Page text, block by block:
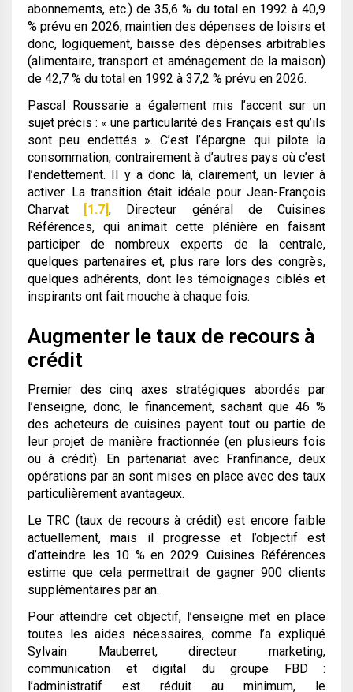
abonnements, etc.) de 35,6 % du total en 1992 à 40,9
% prévu en 2026, maintien des dépenses de loisirs et
donc, logiquement, baisse des dépenses arbitrables
(alimentaire, transport et aménagement de la maison)
de 42,7 % du total en 1992 à 37,2 % prévu en 2026.
Pascal Roussarie a également mis l’accent sur un
sujet précis : « une particularité des Français est qu’ils
sont peu endettés ». C’est l’épargne qui pilote la
consommation, contrairement à d’autres pays où c’est
l’endettement. Il y a donc là, clairement, un levier à
activer. La transition était idéale pour Jean-François
Charvat
[1.7], Directeur général de Cuisines
Références, qui animait cette plénière en faisant
participer de nombreux experts de la centrale,
quelques partenaires et, plus rare lors des congrès,
quelques adhérents, dont les témoignages ciblés et
inspirants ont fait mouche à chaque fois.
Augmenter le taux de recours à
crédit
Premier des cinq axes stratégiques abordés par
l’enseigne, donc, le financement, sachant que 46 %
des acheteurs de cuisines payent tout ou partie de
leur projet de manière fractionnée (en plusieurs fois
ou à crédit). En partenariat avec Franfinance, deux
opérations par an sont mises en place avec des taux
particulièrement avantageux.
Le TRC (taux de recours à crédit) est encore faible
actuellement, mais il progresse et l’objectif est
d’atteindre les 10 % en 2029. Cuisines Références
estime que cela permettrait de gagner 900 clients
supplémentaires par an.
Pour atteindre cet objectif, l’enseigne met en place
toutes les aides nécessaires, comme l’a expliqué
Sylvain Mauberret, directeur marketing,
communication et digital du groupe FBD :
l’administratif est réduit au minimum, le